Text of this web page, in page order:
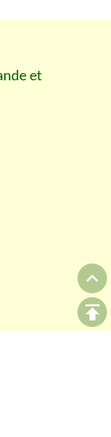
et